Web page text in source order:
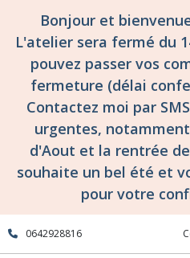
Bonjour et
L'atelier sera fermé du
pouvez passer vos
fermeture (délai
Contactez moi par
urgentes,
d'Aout et la rentrée
souhaite un bel été et
pour votre
0642928816